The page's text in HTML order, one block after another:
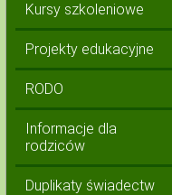
Kursy szkoleniowe
Projekty edukacyjne
RODO
Informacje dla
rodziców
Duplikaty świadectw